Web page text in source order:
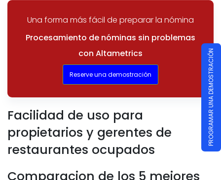
Una forma más fácil de preparar la nómina
Procesamiento de nóminas sin problemas
con Altametrics
Reserve una demostración
Facilidad de uso para
propietarios y gerentes de
restaurantes ocupados
Comparacion de los 5 mejores
PROGRAMAR UNA DEMOSTRACIÓN